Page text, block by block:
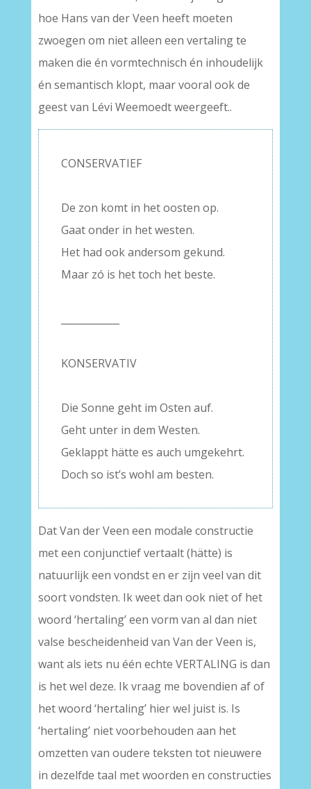
hoe Hans van der Veen heeft moeten
zwoegen om niet alleen een vertaling te
maken die én vormtechnisch én inhoudelijk
én semantisch klopt, maar vooral ook de
geest van Lévi Weemoedt weergeeft..
CONSERVATIEF
De zon komt in het oosten op.
Gaat onder in het westen.
Het had ook andersom gekund.
Maar zó is het toch het beste.
KONSERVATIV
Die Sonne geht im Osten auf.
Geht unter in dem Westen.
Geklappt hätte es auch umgekehrt.
Doch so ist’s wohl am besten.
Dat Van der Veen een modale constructie
met een conjunctief vertaalt (hätte) is
natuurlijk een vondst en er zijn veel van dit
soort vondsten. Ik weet dan ook niet of het
woord ‘hertaling’ een vorm van al dan niet
valse bescheidenheid van Van der Veen is,
want als iets nu één echte VERTALING is dan
is het wel deze. Ik vraag me bovendien af of
het woord ‘hertaling’ hier wel juist is. Is
‘hertaling’ niet voorbehouden aan het
omzetten van oudere teksten tot nieuwere
in dezelfde taal met woorden en constructies